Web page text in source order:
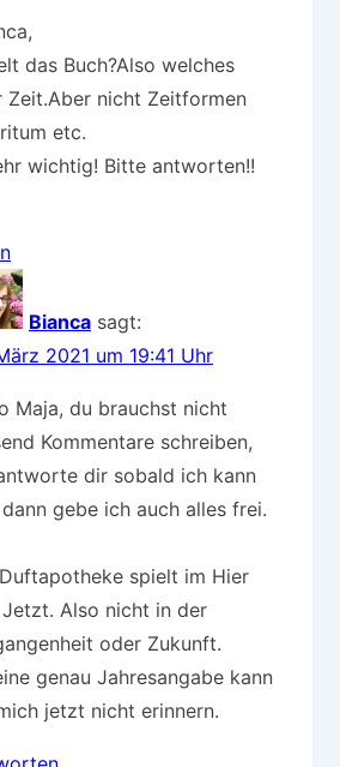
das Buch?Also welches
Zeit.Aber nicht Zeitformen
etc.
wichtig! Bitte antworten!!
Bianca sagt:
2021 um 19:41 Uhr
Maja, du brauchst nicht
Kommentare schreiben,
dir sobald ich kann
gebe ich auch alles frei.
spielt im Hier
Also nicht in der
oder Zukunft.
genau Jahresangabe kann
jetzt nicht erinnern.